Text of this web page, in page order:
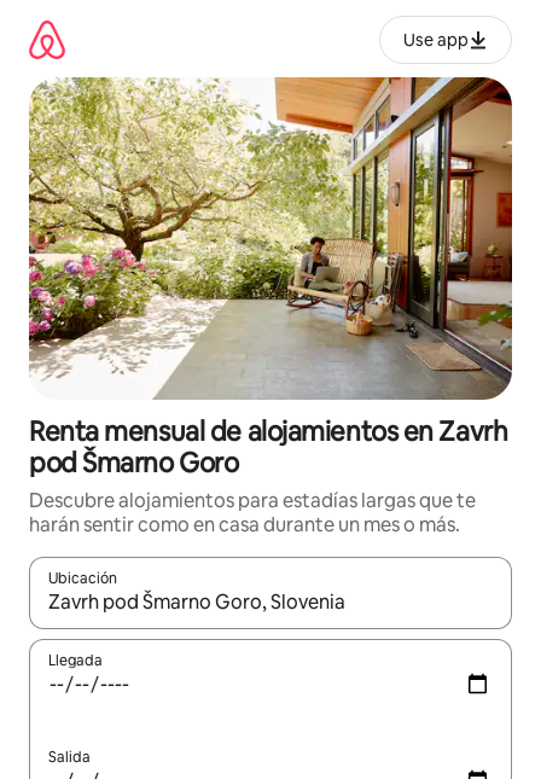
contenido
Use app
Renta mensual de alojamientos en Zavrh
pod Šmarno Goro
Descubre alojamientos para estadías largas que te
harán sentir como en casa durante un mes o más.
Ubicación
Cuando los resultados estén disponibles, navega con las
Llegada
Salida